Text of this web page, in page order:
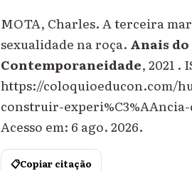
MOTA, Charles. A terceira
sexualidade na roça. Anais
Contemporaneidade, 2021 .
https://coloquioeducon.com/
construir-
Acesso em: 6 ago. 2026.
📋Copiar citação